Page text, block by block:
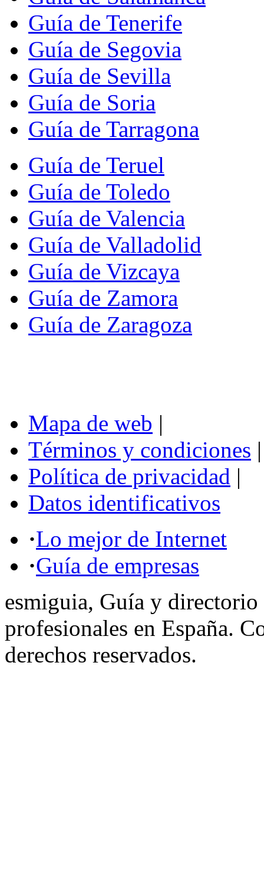
Guía de Tenerife
Guía de Segovia
Guía de Sevilla
Guía de Soria
Guía de Tarragona
Guía de Teruel
Guía de Toledo
Guía de Valencia
Guía de Valladolid
Guía de Vizcaya
Guía de Zamora
Guía de Zaragoza
Mapa de web |
Términos y condiciones |
Política de privacidad |
Datos identificativos
·Lo mejor de Internet
·Guía de empresas
esmiguia, Guía y directorio
profesionales en España.
derechos reservados.